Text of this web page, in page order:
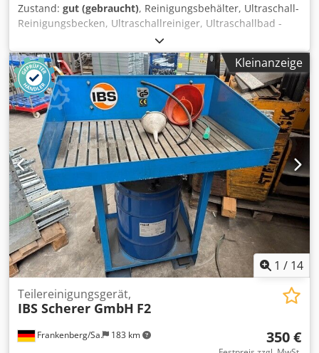
Zustand: gut (gebraucht), Reinigungsbehälter, Ultraschall-
Reinigungsbecken, Ultraschallreiniger, Ultraschallbad -
Hersteller: Zender, Ultraschall-Reinigungsbecken aus
Edelstahl mit Heizung, fahrbar -Beckeninnenmaß:
2200/315/H280 mm -Temperaturregelbereich: 30 bis 110°C
-Arbeitstemperatur: max. 70°C Dkedpfx Apezn H Alohjr -
Ultraschallgenerator: Zhangjiagang Zhongnuo Typ JYD -
Einzelkomponenten: siehe Fotos -Abmessungen:
2530/315/H700 mm -Gewicht: 150 kg
Kleinanzeige
1 / 14
Frankenberg/Sa. 183 km
Teilereinigungsgerät,
IBS Scherer GmbH F2
350 €